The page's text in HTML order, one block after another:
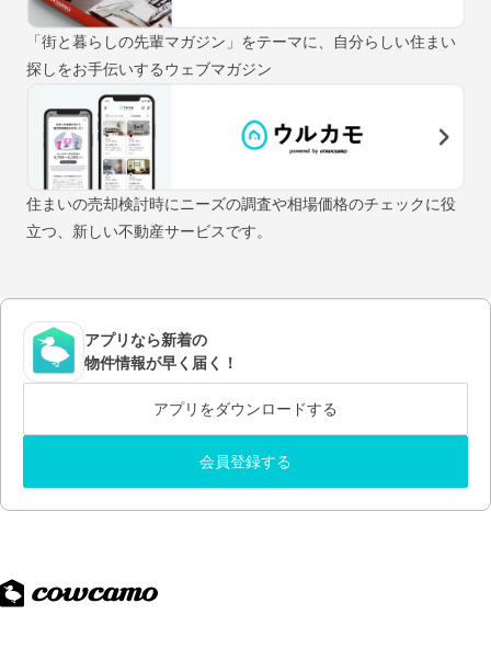
「街と暮らしの先輩マガジン」をテーマに、自分らしい住まい
探しをお手伝いするウェブマガジン
住まいの売却検討時にニーズの調査や相場価格のチェックに役
立つ、新しい不動産サービスです。
アプリなら新着の
物件情報が早く届く！
アプリをダウンロードする
会員登録する